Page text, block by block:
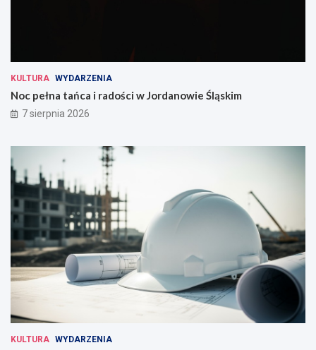
KULTURA WYDARZENIA
Noc pełna tańca i radości w Jordanowie Śląskim
7 sierpnia 2026
KULTURA WYDARZENIA